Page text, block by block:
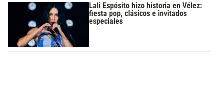
Lali Espósito hizo historia en Vélez:
fiesta pop, clásicos e invitados
especiales